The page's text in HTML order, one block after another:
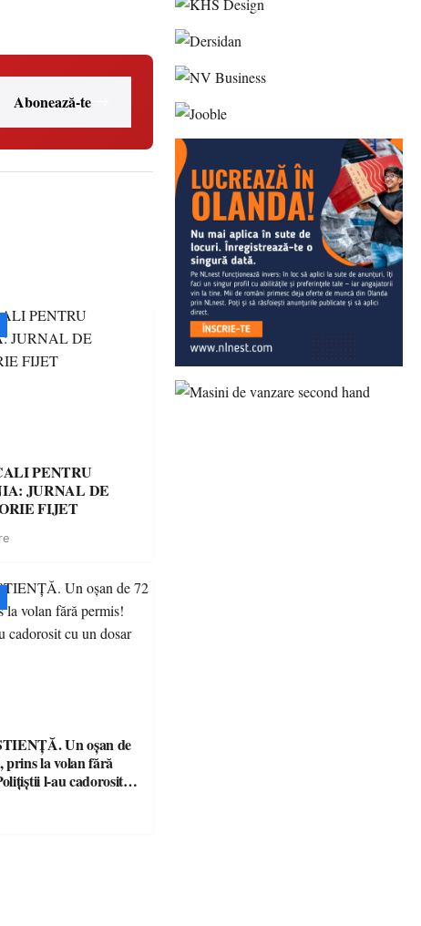
Abonează-te
PENTRU
JURNAL DE
FIJET
Un oșan de
prins la volan fără
l-au cadorosit